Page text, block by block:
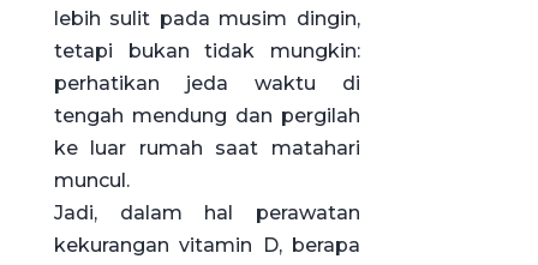
lebih sulit pada musim dingin,
tetapi bukan tidak mungkin:
perhatikan jeda waktu di
tengah mendung dan pergilah
ke luar rumah saat matahari
muncul.
Jadi, dalam hal perawatan
kekurangan vitamin D, berapa